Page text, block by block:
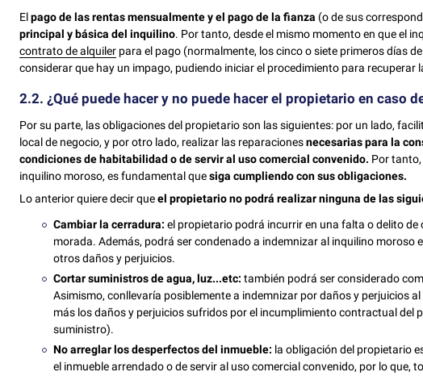
Elpago de las rentas mensualmente y el pago de la fianza (o de sus
principal y básica del inquilino. Por tanto, desde el mismo momento en que el
contrato de alquiler para el pago (normalmente, los cinco o siete primeros días
considerar que hay un impago, pudiendo iniciar el procedimiento para recuperar
2.2. ¿Qué puede hacer y no puede hacer el propietario en caso
Por su parte, las obligaciones del propietario son las siguientes: por un lado,
local de negocio, y por otro lado, realizar las reparacionesnecesarias para la
condiciones de habitabilidad o de servir al uso comercial convenido. Por
inquilino moroso, es fundamental quesiga cumpliendo con sus obligaciones.
Lo anterior quiere decir queel propietario no podrá realizar ninguna de las
Cambiar la cerradura: el propietario podrá incurrir en una falta o delito
morada. Además, podrá ser condenado a indemnizar al inquilino moroso
otros daños y perjuicios.
Cortar suministros de agua, luz...etc: también podrá ser considerado
Asimismo, conllevaría posiblemente a indemnizar por daños y perjuicios
más los daños y perjuicios sufridos por el incumplimiento contractual del
suministro).
No arreglar los desperfectos del inmueble: la obligación del propietario
el inmueble arrendado o de servir al uso comercial convenido, por lo que,